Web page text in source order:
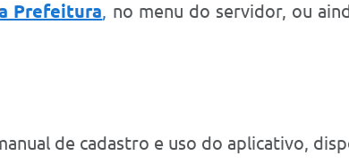
Prefeitura, no menu do servidor, ou
de cadastro e uso do aplicativo,